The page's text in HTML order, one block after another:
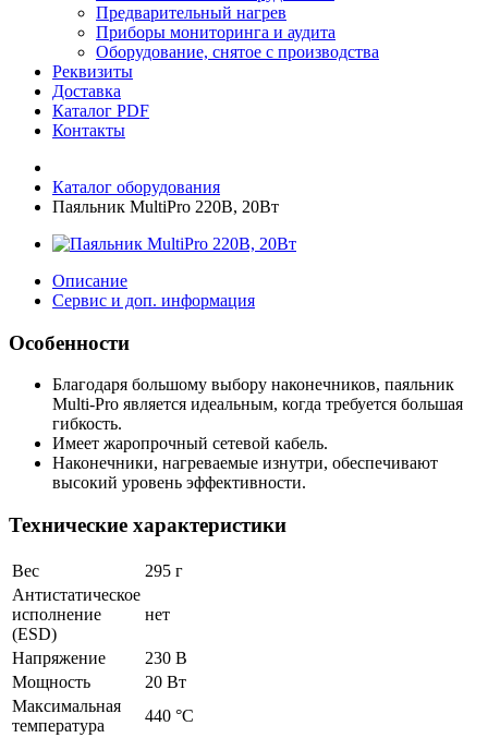
Предварительный нагрев
Приборы мониторинга и аудита
Оборудование, снятое с производства
Реквизиты
Доставка
Каталог PDF
Контакты
Каталог оборудования
Паяльник MultiPro 220В, 20Bт
Описание
Сервис и доп. информация
Особенности
Благодаря большому выбору наконечников, паяльник
Multi-Pro является идеальным, когда требуется большая
гибкость.
Имеет жаропрочный сетевой кабель.
Наконечники, нагреваемые изнутри, обеспечивают
высокий уровень эффективности.
Технические характеристики
Вес
295 г
Антистатическое
исполнение
(ESD)
нет
Напряжение
230 В
Мощность
20 Вт
Максимальная
температура
440 °C